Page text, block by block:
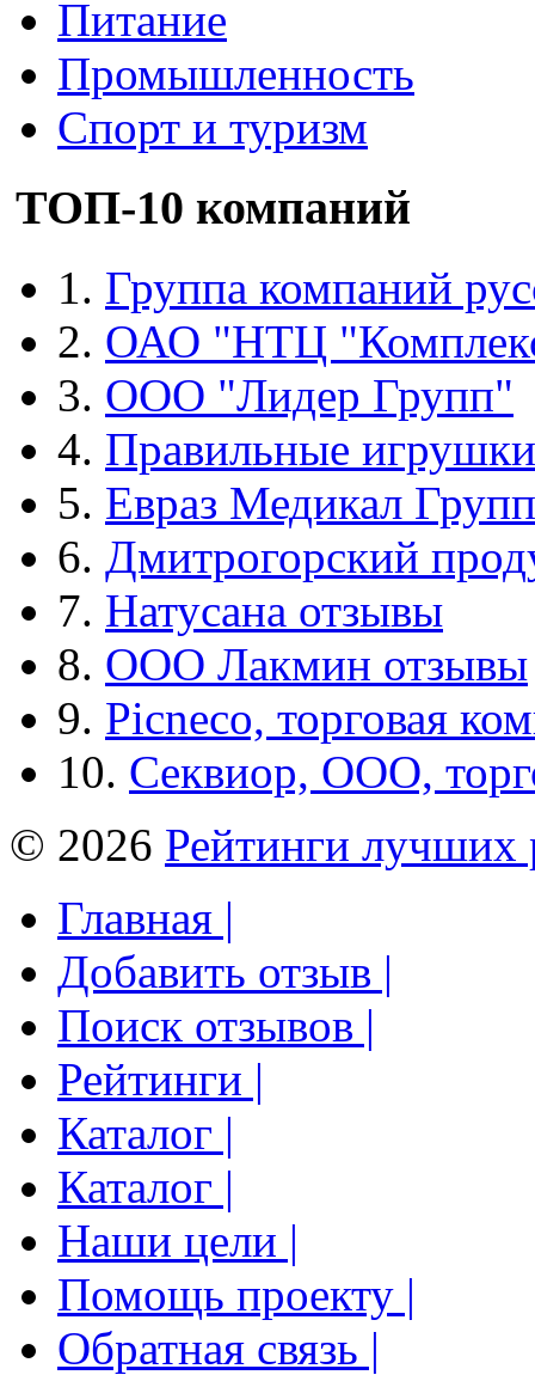
Питание
Промышленность
Спорт и туризм
ТОП-10 компаний
1. Группа компаний
2. ОАО "НТЦ
3. ООО "Лидер Групп"
4. Правильные игрушки
5. Евраз Медикал Групп
6. Дмитрогорский
7. Натусана отзывы
8. ООО Лакмин отзывы
9. Picneco, торговая
10. Секвиор, ООО,
© 2026 Рейтинги лучших
Главная |
Добавить отзыв |
Поиск отзывов |
Рейтинги |
Каталог |
Каталог |
Наши цели |
Помощь проекту |
Обратная связь |